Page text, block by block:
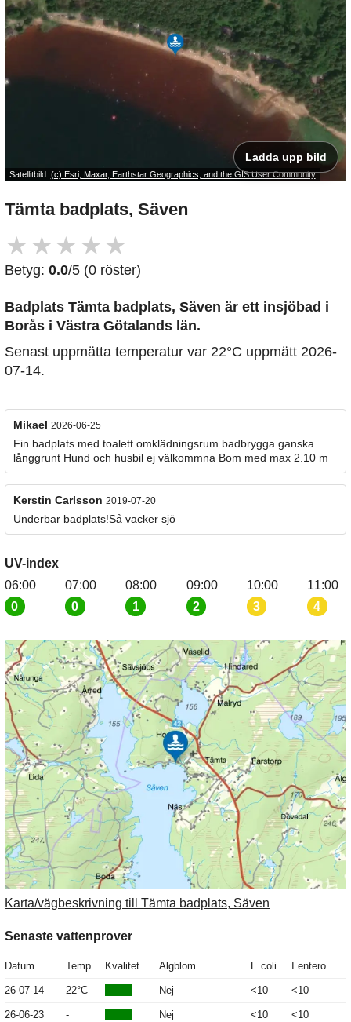
Satellitbild: (c) Esri, Maxar, Earthstar Geographics, and the GIS User Community
Ladda upp bild
Tämta badplats, Säven
★ ★ ★ ★ ★
Betyg: 0.0/5 (0 röster)
Badplats Tämta badplats, Säven är ett insjöbad i
Borås i Västra Götalands län.
Senast uppmätta temperatur var 22°C uppmätt 2026-
07-14.
Mikael 2026-06-25
Fin badplats med toalett omklädningsrum badbrygga ganska
långgrunt Hund och husbil ej välkommna Bom med max 2.10 m
Kerstin Carlsson 2019-07-20
Underbar badplats!Så vacker sjö
UV-index
06:00
0
07:00
0
08:00
1
09:00
2
10:00
3
11:00
4
Karta/vägbeskrivning till Tämta badplats, Säven
Senaste vattenprover
Datum Temp Kvalitet Algblom. E.coli I.entero
26-07-14 22°C Nej <10 <10
26-06-23 - Nej <10 <10